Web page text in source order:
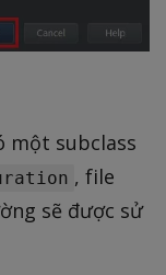
một subclass
, file
sẽ được sử